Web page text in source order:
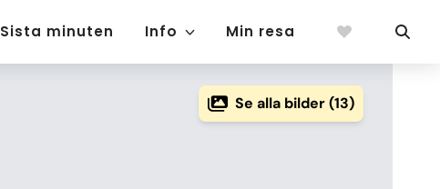
Sista minuten Info Min resa
Se alla bilder (13)